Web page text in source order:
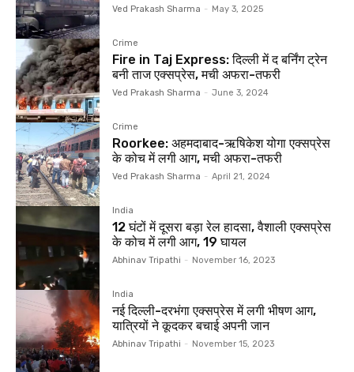
Ved Prakash Sharma - May 3, 2025
Crime
Fire in Taj Express: दिल्ली में द बर्निंग ट्रेन
बनी ताज एक्सप्रेस, मची अफरा-तफरी
Ved Prakash Sharma - June 3, 2024
Crime
Roorkee: अहमदाबाद-ऋषिकेश योगा एक्सप्रेस
के कोच में लगी आग, मची अफरा-तफरी
Ved Prakash Sharma - April 21, 2024
India
12 घंटों में दूसरा बड़ा रेल हादसा, वैशाली एक्सप्रेस
के कोच में लगी आग, 19 घायल
Abhinav Tripathi - November 16, 2023
India
नई दिल्ली-दरभंगा एक्सप्रेस में लगी भीषण आग,
यात्रियों ने कूदकर बचाई अपनी जान
Abhinav Tripathi - November 15, 2023